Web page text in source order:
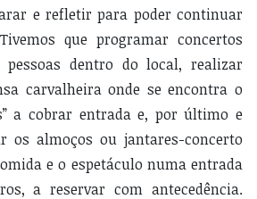
e refletir para poder continuar
que programar concertos
dentro do local, realizar
carvalheira onde se encontra o
a cobrar entrada e, por último e
os almoços ou jantares-concerto
e o espetáculo numa entrada
a reservar com antecedência.